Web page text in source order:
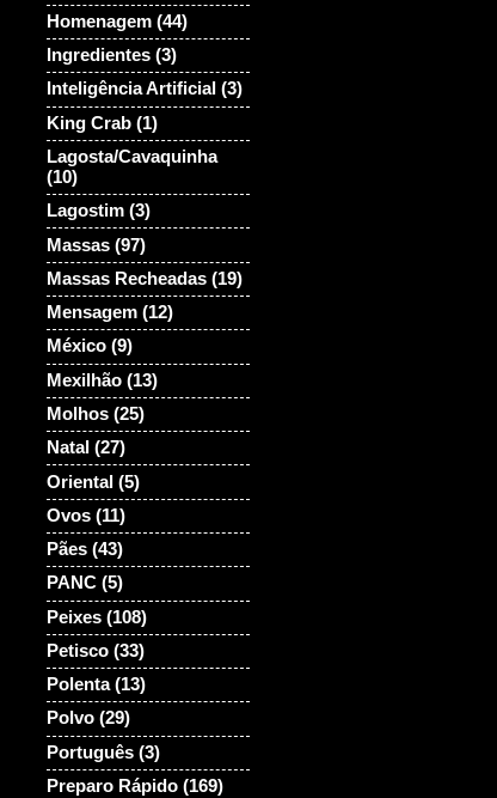
Homenagem (44)
Ingredientes (3)
Inteligência Artificial (3)
King Crab (1)
Lagosta/Cavaquinha
(10)
Lagostim (3)
Massas (97)
Massas Recheadas (19)
Mensagem (12)
México (9)
Mexilhão (13)
Molhos (25)
Natal (27)
Oriental (5)
Ovos (11)
Pães (43)
PANC (5)
Peixes (108)
Petisco (33)
Polenta (13)
Polvo (29)
Português (3)
Preparo Rápido (169)